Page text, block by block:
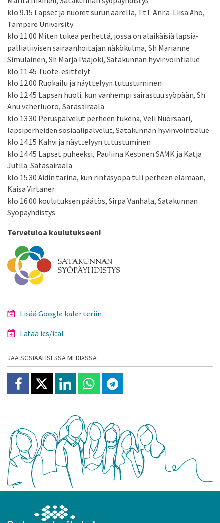
klo 9.15 Lapset ja nuoret surun äärellä, TtT Anna-Liisa Aho,
Tampere University
klo 11.00 Miten tukea perhettä, jossa on alaikäisiä lapsia-
palliatiivisen sairaanhoitajan näkökulma, Sh Marianne
Simulainen, Sh Marja Pääjoki, Satakunnan hyvinvointialue
klo 11.45 Tuote-esittelyt
klo 12.00 Ruokailu ja näyttelyyn tutustuminen
klo 12.45 Lapsen huoli, kun vanhempi sairastuu syöpään, Sh
Anu vaherluoto, Satasairaala
klo 13.30 Peruspalvelut perheen tukena, Veli Nuorsaari,
lapsiperheiden sosiaalipalvelut, Satakunnan hyvinvointialue
klo 14.15 Kahvi ja näyttelyyn tutustuminen
klo 14.45 Lapset puheeksi, Pauliina Kesonen SAMK ja Katja
Jutila, Satasairaala
klo 15.30 Äidin tarina, kun rintasyöpä tuli perheen elämään,
Kaisa Virtanen
klo 16.00 koulutuksen päätös, Sirpa Vanhala, Satakunnan
Syöpäyhdistys
Tervetuloa koulutukseen!
Lisää Google kalenteriin
Lataa ics/ical
JAA SOSIAALISESSA MEDIASSA
Jaa Facebookissa
Jaa X:ssäJaa Linkedinissä
Jaa Whatsappissa
Jaa Telegramissa